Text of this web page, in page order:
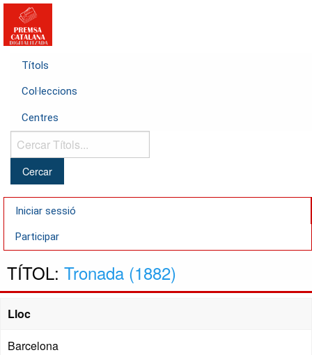
Títols
Col·leccions
Centres
Cercar
Títols...
Iniciar sessió
Participar
TÍTOL: Tronada (1882)
Lloc
Barcelona